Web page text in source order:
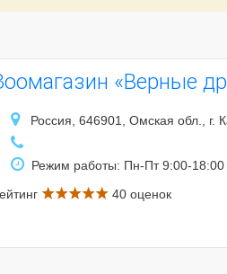
«Верные
Россия, 646901, Омская обл., г.
Режим работы: Пн-Пт 9:00-
40 оценок